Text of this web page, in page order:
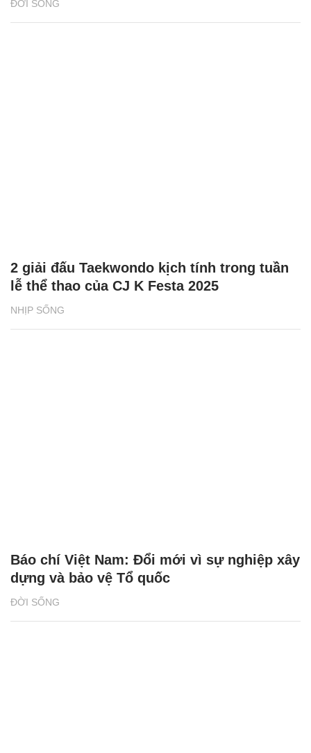
ĐỜI SỐNG
NHỊP SỐNG
2 giải đấu Taekwondo kịch tính trong tuần
lễ thể thao của CJ K Festa 2025
ĐỜI SỐNG
Báo chí Việt Nam: Đổi mới vì sự nghiệp xây
dựng và bảo vệ Tổ quốc